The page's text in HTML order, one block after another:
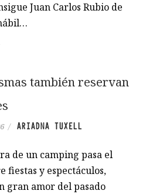
Juan Carlos Rubio de
también reservan
/ ARIADNA TUXELL
de un camping pasa el
fiestas y espectáculos,
gran amor del pasado